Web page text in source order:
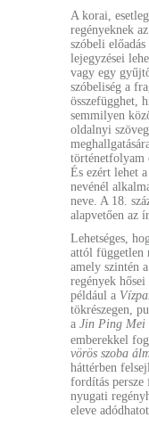
A korai,
regényeknek
szóbeli
lejegyzései
vagy egy
szóbeliség a
összefügghet,
semmilyen
oldalnyi
történetfolyam
És ezért lehet
nevénél
neve. A 18.
alapvetően az
Lehetséges,
attól független
amely szintén
regények
például a
tökrészegen,
a Jin Ping Mei
emberekkel
vörös szoba
háttérben
fordítás persze
nyugati
eleve